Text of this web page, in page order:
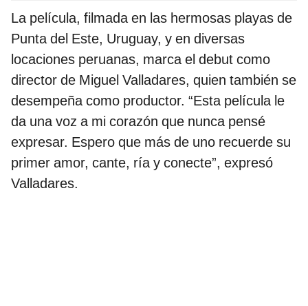
La película, filmada en las hermosas playas de
Punta del Este, Uruguay, y en diversas
locaciones peruanas, marca el debut como
director de Miguel Valladares, quien también se
desempeña como productor. “Esta película le
da una voz a mi corazón que nunca pensé
expresar. Espero que más de uno recuerde su
primer amor, cante, ría y conecte”, expresó
Valladares.